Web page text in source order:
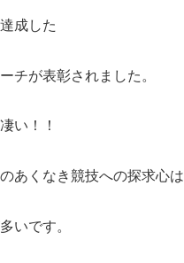
成した
チが表彰されました。
凄い！！
あくなき競技への探求心は
いです。